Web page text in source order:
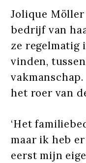
Jolique
bedrijf van
ze regelmatig
vinden,
het roer van
‘Het
maar ik heb
eerst mijn